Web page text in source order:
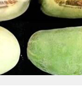
市科技专家库专家的通知